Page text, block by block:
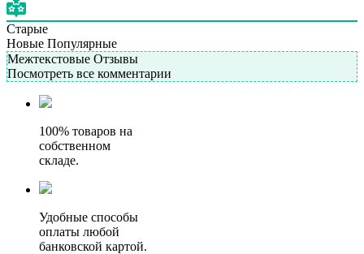
Старые
Новые Популярные
Межтекстовые Отзывы
Посмотреть все комментарии
100% товаров на
собственном
складе.
Удобные способы
оплаты любой
банковской картой.